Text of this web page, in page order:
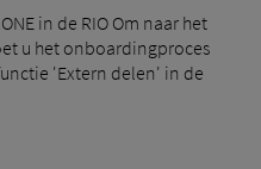
in de RIO Om naar het
u het onboardingproces
'Extern delen' in de